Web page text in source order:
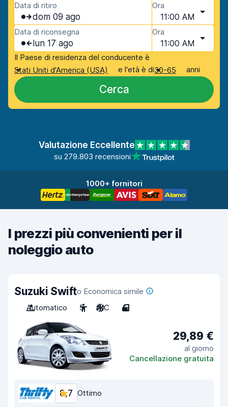
Data di ritiro
dom 09 ago
Ora
11:00 AM
Data di riconsegna
lun 17 ago
Ora
11:00 AM
Il Paese di residenza del conducente è
Stati Uniti d'America (USA)
e l'età è di30-65 anni
Cerca
Valutazione Eccellente
su 279.803 recensioni
1000+ fornitori
I prezzi più convenienti per il
noleggio auto
Suzuki Swifto Economica simile
Automatico
5 A/C 4
29,89 €
al giorno
Cancellazione gratuita
8,7 Ottimo